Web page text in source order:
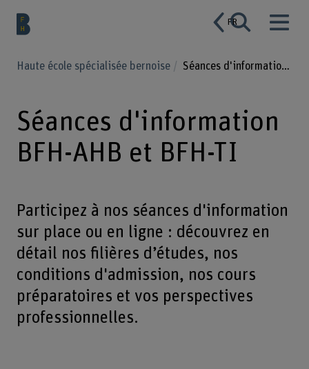
FR
Haute école spécialisée bernoise Séances d'information BFH-AHB et BFH-TI
Séances d'information
BFH-AHB et BFH-TI
Participez à nos séances d'information
sur place ou en ligne : découvrez en
détail nos filières d’études, nos
conditions d'admission, nos cours
préparatoires et vos perspectives
professionnelles.